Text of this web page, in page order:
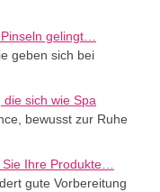
gelingt…
geben sich bei
sich wie Spa
bewusst zur Ruhe
Ihre Produkte…
gute Vorbereitung